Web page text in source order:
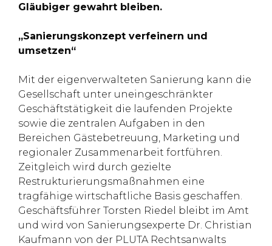
Gläubiger gewahrt bleiben.
„Sanierungskonzept verfeinern und
umsetzen“
Mit der eigenverwalteten Sanierung kann die
Gesellschaft unter uneingeschränkter
Geschäftstätigkeit die laufenden Projekte
sowie die zentralen Aufgaben in den
Bereichen Gästebetreuung, Marketing und
regionaler Zusammenarbeit fortführen.
Zeitgleich wird durch gezielte
Restrukturierungsmaßnahmen eine
tragfähige wirtschaftliche Basis geschaffen.
Geschäftsführer Torsten Riedel bleibt im Amt
und wird von Sanierungsexperte Dr. Christian
Kaufmann von der PLUTA Rechtsanwalts